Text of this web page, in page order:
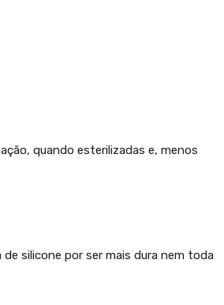
quando esterilizadas e, menos
silicone por ser mais dura nem toda